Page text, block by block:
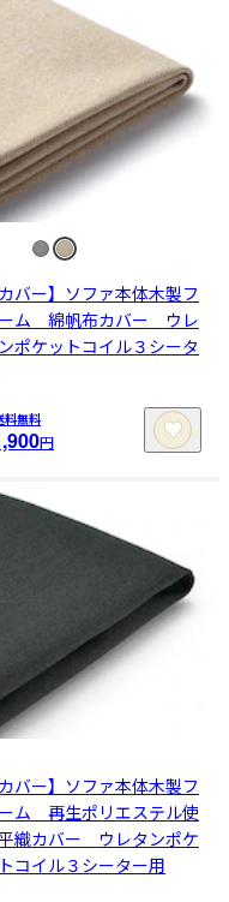
カバー】ソファ本体木製フ
ム 綿帆布カバー ウレ
ポケットコイル３シータ
料無料
円
カバー】ソファ本体木製フ
ム 再生ポリエステル使
織カバー ウレタンポケ
コイル３シーター用